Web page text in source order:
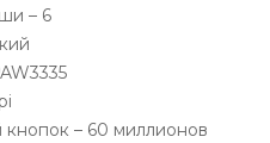
– 6
– 60 миллионов